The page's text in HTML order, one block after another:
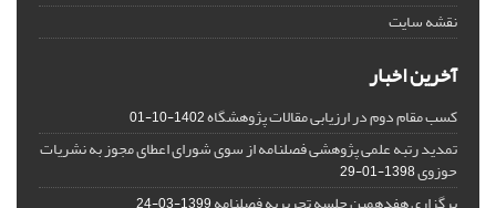
نقشه سایت
آخرین اخبار
کسب مقام دوم در ارزیابی مقالات پژوهشگاه1402-10-01
تمدید رتبه علمی پژوهشی فصلنامه از سوی شورای اعطای مجوز به نشریات
حوزوی1398-01-29